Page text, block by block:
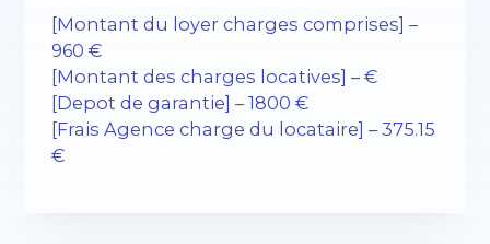
[Montant du loyer charges comprises] –
960 €
[Montant des charges locatives] – €
[Depot de garantie] – 1800 €
[Frais Agence charge du locataire] – 375.15
€